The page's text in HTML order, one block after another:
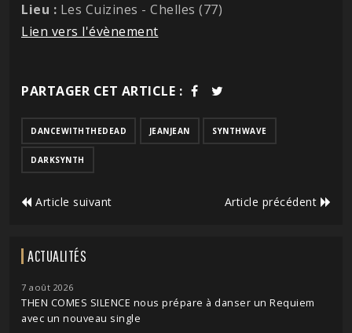
Lieu : Les Cuizines - Chelles (77)
Lien vers l'évènement
PARTAGER CET ARTICLE :
DANCEWITHTHEDEAD JEANJEAN SYNTHWAVE
DARKSYNTH
Article suivant Article précédent
ACTUALITÉS
7 août 2026
THEN COMES SILENCE nous prépare à danser un Requiem
avec un nouveau single